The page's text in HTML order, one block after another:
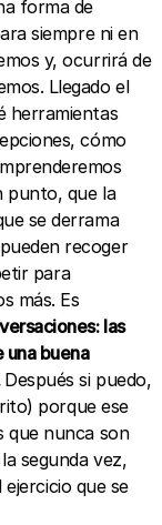
forma de
siempre ni en
y, ocurrirá de
Llegado el
herramientas
cómo
punto, que la
se derrama
recoger
para
más. Es
las
una buena
Después si puedo,
porque ese
que nunca son
segunda vez,
que se